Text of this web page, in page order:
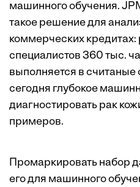
машинного обучения.
такое решение для
коммерческих
специалистов 360 тыс.
выполняется в считаные
сегодня глубокое
диагностировать рак
примеров.
Промаркировать набор
его для машинного